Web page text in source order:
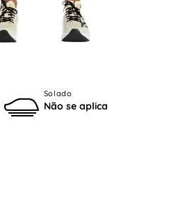
Solado
Não se aplica